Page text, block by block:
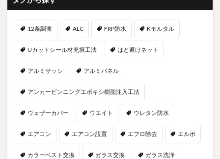
12条調査 ALC FRP防水 Kモルタル
Uカットシール材充填工法 はと避けネット
アルミサッシ アルミパネル
アンカーピンニングエポキシ樹脂注入工法
ウェザーカバー ウエイト ウレタン防水
エアコン エアコン設置 エフロ除去 エルボ
カラーベスト交換 ガラス交換 ガラス洗浄